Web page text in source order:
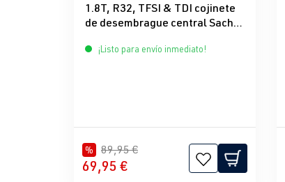
1.8T, R32, TFSI & TDI cojinete
de desembrague central Sachs
¡Listo para envío inmediato!
% 89,95 €
69,95 €